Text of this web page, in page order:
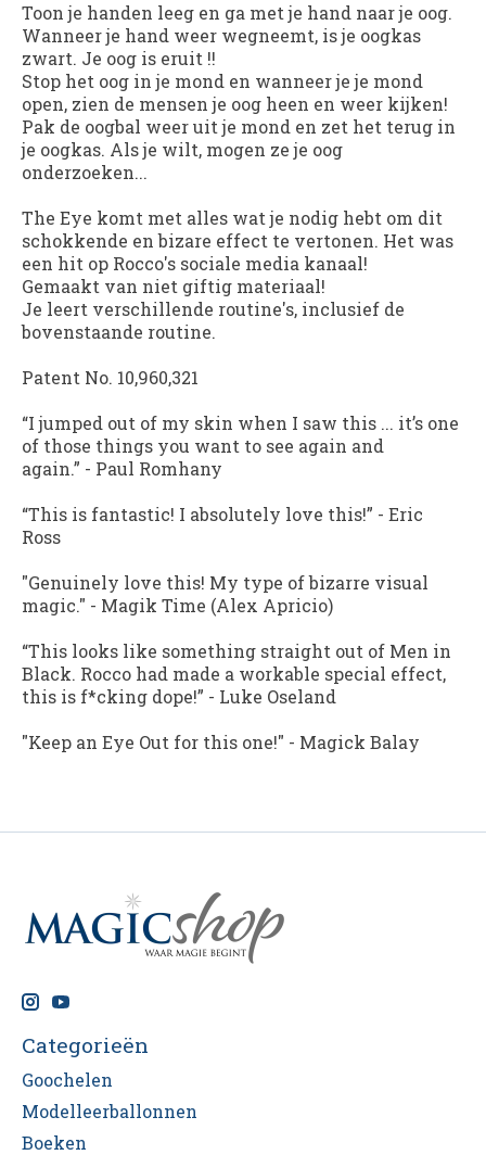
Toon je handen leeg en ga met je hand naar je oog.
Wanneer je hand weer wegneemt, is je oogkas
zwart. Je oog is eruit !!
Stop het oog in je mond en wanneer je je mond
open, zien de mensen je oog heen en weer kijken!
Pak de oogbal weer uit je mond en zet het terug in
je oogkas. Als je wilt, mogen ze je oog
onderzoeken...
The Eye komt met alles wat je nodig hebt om dit
schokkende en bizare effect te vertonen. Het was
een hit op Rocco's sociale media kanaal!
Gemaakt van niet giftig materiaal!
Je leert verschillende routine's, inclusief de
bovenstaande routine.
Patent No. 10,960,321
“I jumped out of my skin when I saw this ... it’s one
of those things you want to see again and
again.” - Paul Romhany
“This is fantastic! I absolutely love this!” - Eric
Ross
"Genuinely love this! My type of bizarre visual
magic." - Magik Time (Alex Apricio)
“This looks like something straight out of Men in
Black. Rocco had made a workable special effect,
this is f*cking dope!” - Luke Oseland
"Keep an Eye Out for this one!" - Magick Balay
Categorieën
Goochelen
Modelleerballonnen
Boeken